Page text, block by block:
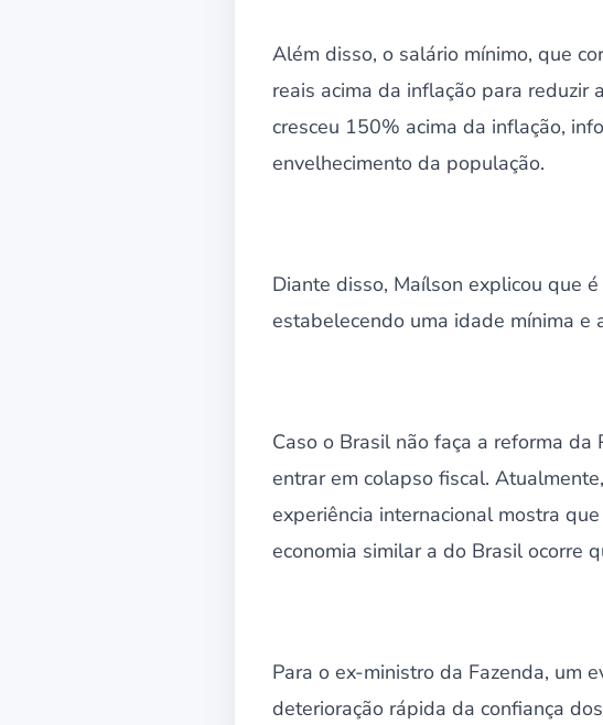
Além disso, o salário mínimo, que
reais acima da inflação para
cresceu 150% acima da inflação,
envelhecimento da população.
Diante disso, Maílson explicou que
estabelecendo uma idade mínima
Caso o Brasil não faça a reforma
entrar em colapso fiscal.
experiência internacional mostra
economia similar a do Brasil ocorre
Para o ex-ministro da Fazenda, um
deterioração rápida da confiança